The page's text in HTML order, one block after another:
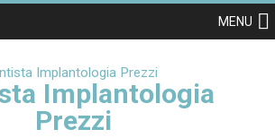
MENU
Implantologia
Prezzi